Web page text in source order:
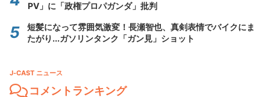
PV」に「政権プロパガンダ」批判
短髪になって雰囲気激変！長瀬智也、真剣表情でバイクにま
たがり...ガソリンタンク「ガン見」ショット
J-CAST ニュース
コメントランキング